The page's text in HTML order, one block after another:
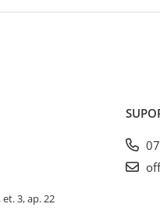
3, ap. 22